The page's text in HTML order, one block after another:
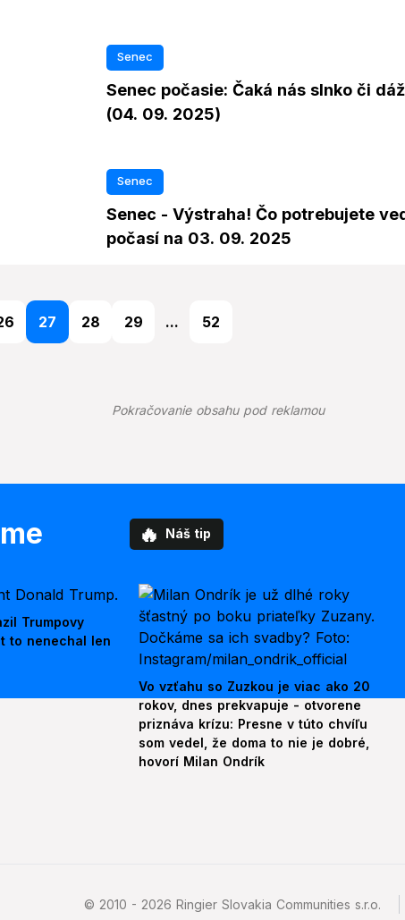
Senec
Senec počasie: Čaká nás slnko či
(04. 09. 2025)
Senec
Senec - Výstraha! Čo potrebujete
počasí na 03. 09. 2025
27 28 29 ... 52
Pokračovanie obsahu pod reklamou
🔥 Náš tip
Trumpovy
to nenechal len
Vo vzťahu so Zuzkou je viac ako 20
rokov, dnes prekvapuje - otvorene
priznáva krízu: Presne v túto chvíľu
som vedel, že doma to nie je dobré,
hovorí Milan Ondrík
© 2010 - 2026 Ringier Slovakia Communities s.r.o.